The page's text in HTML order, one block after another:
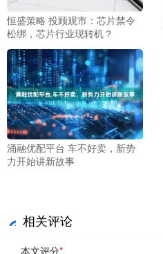
恒盛策略 投顾观市：芯片禁令
松绑，芯片行业现转机？
涌融优配平台 车不好卖，新势
力开始讲新故事
相关评论
本文评分*